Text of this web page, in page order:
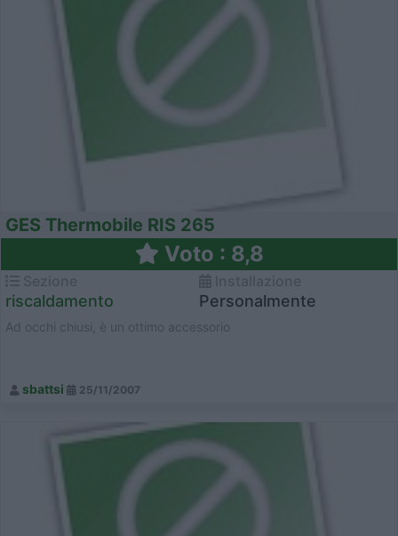
GES Thermobile RIS 265
Voto : 8,8
riscaldamento Personalmente
Ad occhi chiusi, è un ottimo accessorio
sbattsi 25/11/2007